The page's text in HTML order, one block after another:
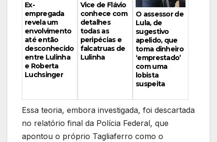
Ex-
empregada
revela um
envolvimento
até então
desconhecido
entre Lulinha
e Roberta
Luchsinger
Vice de Flávio
conhece com
detalhes
todas as
peripécias e
falcatruas de
Lulinha
O assessor de
Lula, de
sugestivo
apelido, que
toma dinheiro
‘emprestado’
com uma
lobista
suspeita
Essa teoria, embora investigada, foi descartada
no relatório final da Polícia Federal, que
apontou o próprio Tagliaferro como o